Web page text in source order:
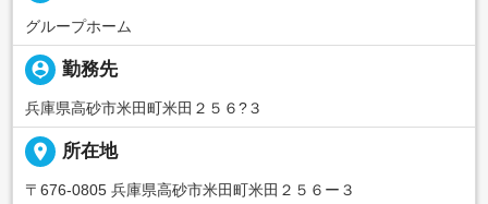
グループホーム
person_pin 勤務先
兵庫県高砂市米田町米田２５６?３
place 所在地
〒676-0805 兵庫県高砂市米田町米田２５６ー３